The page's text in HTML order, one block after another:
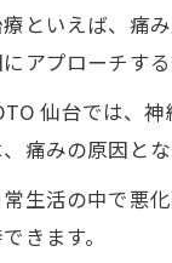
といえば、痛
アプローチする
仙台では、神
痛みの原因と
生活の中で悪
きます。